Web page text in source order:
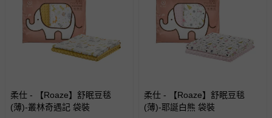
柔仕 - 【Roaze】舒眠豆毯
(薄)-叢林奇遇記 袋裝
柔仕 - 【Roaze】舒眠豆毯
(薄)-耶誕白熊 袋裝